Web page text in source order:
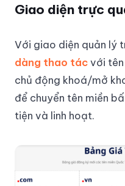
Giao diện trực
Với giao diện quản lý
dàng thao tácvới tên
chủ động khoá/mở
để chuyển tên miền
tiện và linh hoạt.